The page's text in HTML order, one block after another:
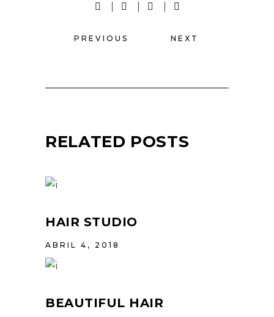
PREVIOUS NEXT
RELATED POSTS
HAIR STUDIO
ABRIL 4, 2018
BEAUTIFUL HAIR